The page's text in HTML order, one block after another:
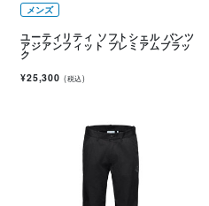
メンズ
ユーティリティ ソフトシェル パンツ
アジアンフィット プレミアムブラッ
ク
¥25,300 (税込)